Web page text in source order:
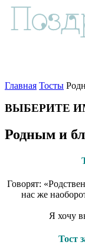
Главная Тосты
ВЫБЕРИТЕ
Родным и
Говорят:
нас же
Я хочу
Тост